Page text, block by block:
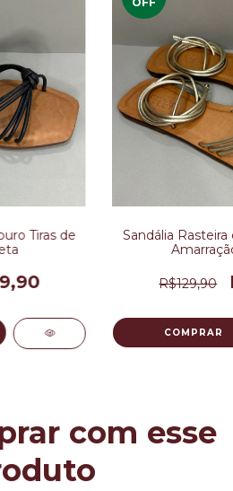
Tiras de
Sandália
R$129,90
COMPRAR
com esse